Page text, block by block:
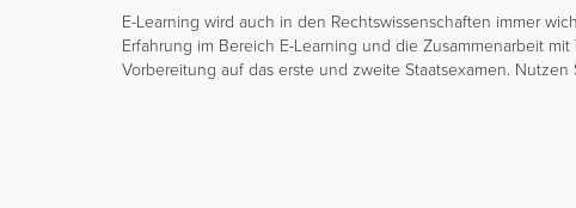
E-Learning wird auch in den Rechtswissenschaften immer
Erfahrung im Bereich E-Learning und die Zusammenarbeit
Vorbereitung auf das erste und zweite Staatsexamen.